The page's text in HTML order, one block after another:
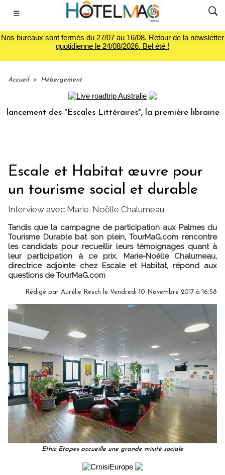
☰
Nos bureaux sont fermés du 27/07 au 16/08. Retour de la newsletter
quotidienne le 24/08/2026. Bel été !
Accueil > Hébergement
des "Escales Littéraires", la première librairie du
Escale et Habitat œuvre pour
un tourisme social et durable
Interview avec Marie-Noëlle Chalumeau
Tandis que la campagne de participation aux Palmes du
Tourisme Durable bat son plein, TourMaG.com rencontre
les candidats pour recueillir leurs témoignages quant à
leur participation à ce prix. Marie-Noëlle Chalumeau,
directrice adjointe chez Escale et Habitat, répond aux
questions de TourMaG.com
Rédigé par Aurélie Resch le Vendredi 10 Novembre 2017 à 16:58
Ethic Etapes accueille une grande mixité sociale